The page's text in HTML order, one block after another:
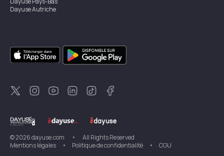
DayuseAutriche
DayuseSingapour
DayuseSuède
DayuseThaïlande
DayuseNouvelle-Zélande
DayuseTurquie
©2026dayuse.com •
All Rights Reserved
Mentions légales
• Politique de confidentialité • CGU